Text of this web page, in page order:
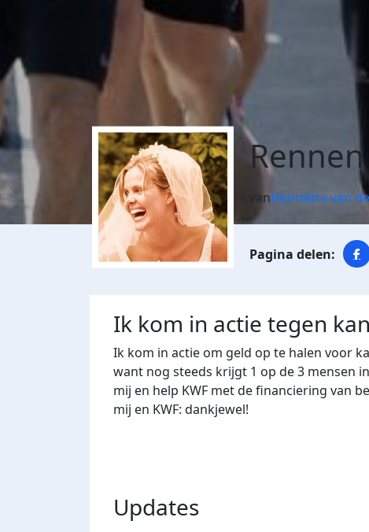
vanHenriëtte van
Ik kom in actie tegen
Ik kom in actie om geld op te halen voor
want nog steeds krijgt 1 op de 3 mensen
mij en help KWF met de financiering van
mij en KWF: dankjewel!
Updates